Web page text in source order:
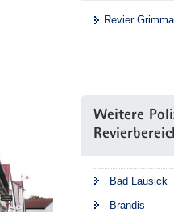
Revier Grimma
Weitere
Bad Lausick
Brandis